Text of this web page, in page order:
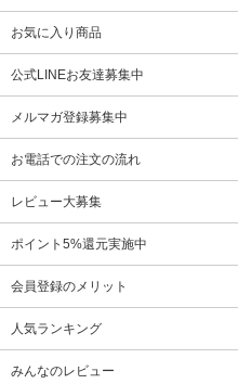
お気に入り商品
公式LINEお友達募集中
メルマガ登録募集中
お電話での注文の流れ
レビュー大募集
ポイント5%還元実施中
会員登録のメリット
人気ランキング
みんなのレビュー